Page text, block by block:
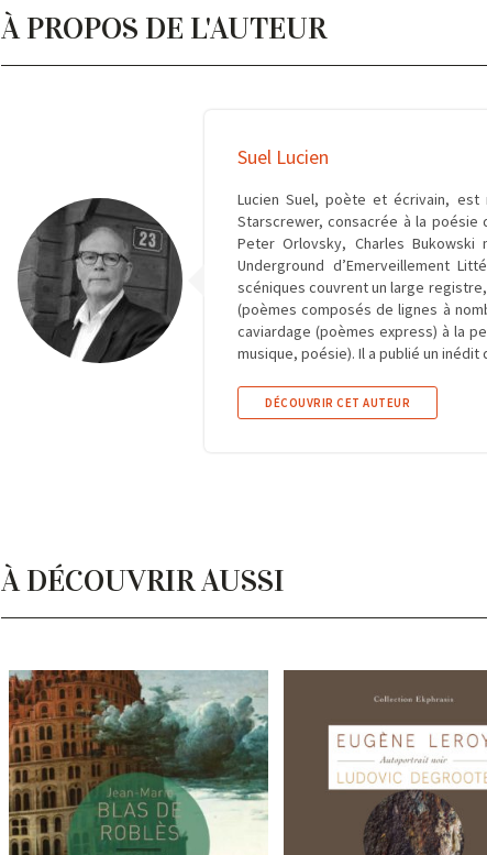
À PROPOS DE L'AUTEUR
Suel Lucien
Lucien Suel, poète et écrivain, est
Starscrewer, consacrée à la poésie
Peter Orlovsky, Charles
Underground d’Emerveillement
scéniques couvrent un large
(poèmes composés de lignes à
caviardage (poèmes express) à la
musique, poésie). Il a publié un inédit
DÉCOUVRIR CET AUTEUR
À DÉCOUVRIR AUSSI